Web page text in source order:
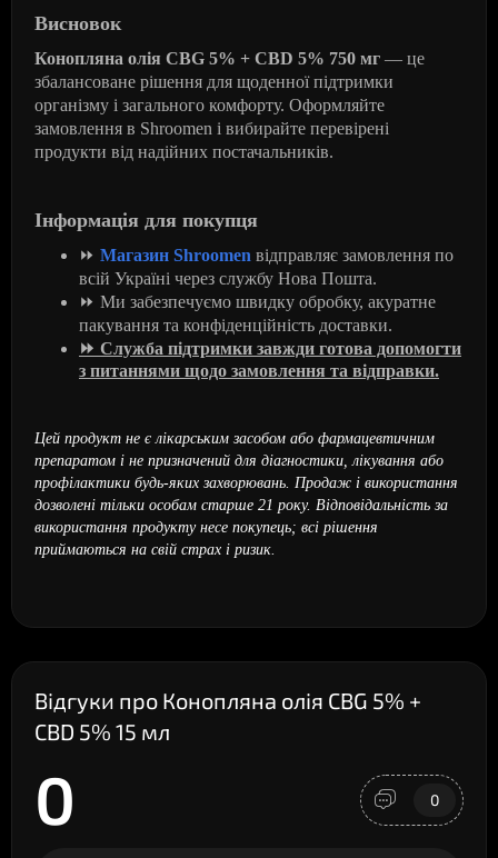
Висновок
Конопляна олія CBG 5% + CBD 5% 750 мг — це
збалансоване рішення для щоденної підтримки
організму і загального комфорту. Оформляйте
замовлення в Shroomen і вибирайте перевірені
продукти від надійних постачальників.
Інформація для покупця
⏩ Магазин Shroomen відправляє замовлення по
всій Україні через службу Нова Пошта.
⏩ Ми забезпечуємо швидку обробку, акуратне
пакування та конфіденційність доставки.
⏩ Служба підтримки завжди готова допомогти
з питаннями щодо замовлення та відправки.
Цей продукт не є лікарським засобом або фармацевтичним
препаратом і не призначений для діагностики, лікування або
профілактики будь-яких захворювань. Продаж і використання
дозволені тільки особам старше 21 року. Відповідальність за
використання продукту несе покупець; всі рішення
приймаються на свій страх і ризик.
Відгуки про Конопляна олія CBG 5% +
CBD 5% 15 мл
0 0